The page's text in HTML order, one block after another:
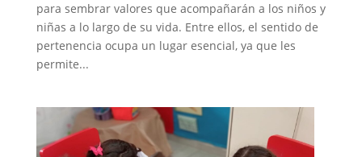
para sembrar valores que acompañarán a los niños y
niñas a lo largo de su vida. Entre ellos, el sentido de
pertenencia ocupa un lugar esencial, ya que les
permite...